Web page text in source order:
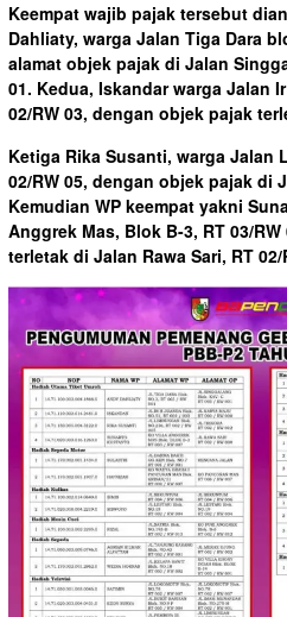
Keempat wajib pajak tersebut
Dahliaty, warga Jalan Tiga Dara
alamat objek pajak di Jalan
01. Kedua, Iskandar warga Jalan
02/RW 03, dengan objek pajak
Ketiga Rika Susanti, warga Jalan
02/RW 05, dengan objek pajak di
Kemudian WP keempat yakni
Anggrek Mas, Blok B-3, RT 03/
terletak di Jalan Rawa Sari, RT 02/